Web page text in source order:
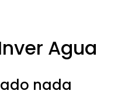
Agua
nada